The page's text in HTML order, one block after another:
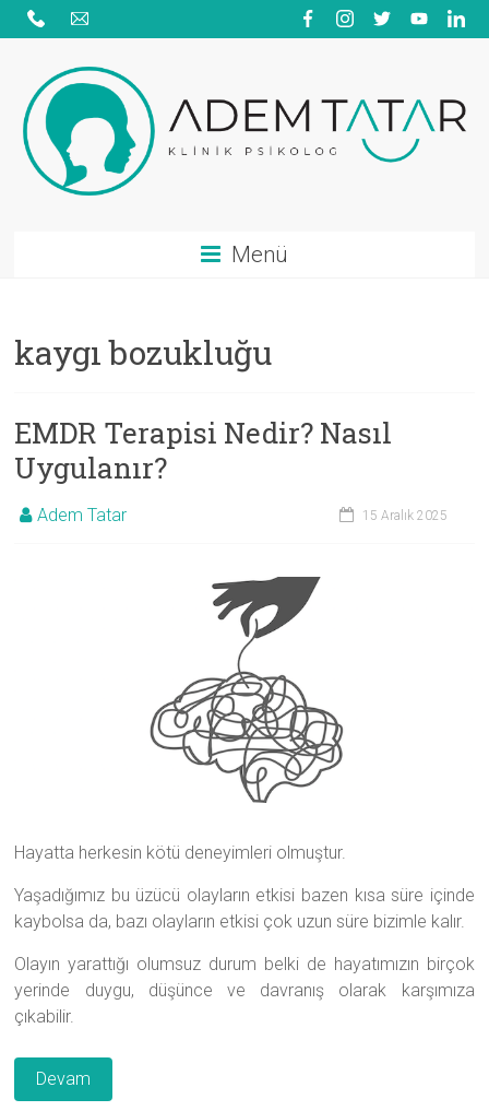
Skip
to
Psikolojik
|
Aile
Danışmanlığı
Menü
kaygı bozukluğu
EMDR Terapisi Nedir? Nasıl
Uygulanır?
Adem Tatar 15 Aralık 2025
Hayatta herkesin kötü deneyimleri olmuştur.
Yaşadığımız bu üzücü olayların etkisi bazen kısa süre içinde
kaybolsa da, bazı olayların etkisi çok uzun süre bizimle kalır.
Olayın yarattığı olumsuz durum belki de hayatımızın birçok
yerinde duygu, düşünce ve davranış olarak karşımıza
çıkabilir.
Devam